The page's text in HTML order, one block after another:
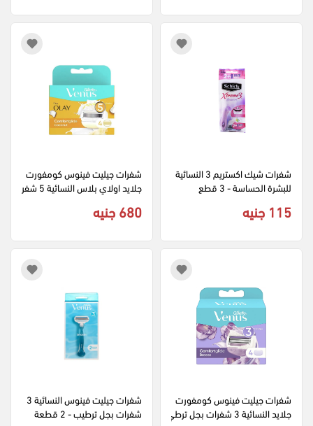
للبشرة الحساسة - 3 قطع
115 جنيه
جلايد اولاي بلاس النسائية 5 شفر
ع
680 جنيه
جلايد النسائية 3 شفرات بجل ترطي
شفرات بجل ترطيب - 2 قطعة